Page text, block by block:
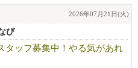
2026年07月21日(火)
び
タッフ募集中！やる気があれ